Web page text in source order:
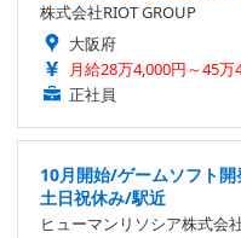
株式会社RIOT GROUP
大阪府
月給28万4,000円～45万
正社員
10月開始/ゲームソフト
土日祝休み/駅近
ヒューマンリソシア株式会